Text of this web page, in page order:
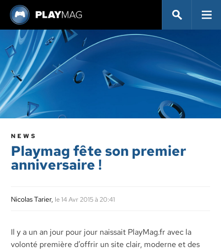
NEWS
Playmag fête son premier
anniversaire !
Nicolas Tarier, le 14 Avr 2015 à 20:41
Il y a un an jour pour jour naissait PlayMag.fr avec la
volonté première d’offrir un site clair, moderne et des